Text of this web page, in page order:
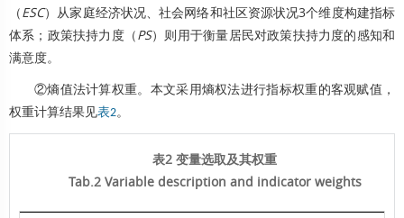
（ESC）从家庭经济状况、社会网络和社区资源状况3个维度构建指标
体系；政策扶持力度（PS）则用于衡量居民对政策扶持力度的感知和
满意度。
②熵值法计算权重。本文采用熵权法进行指标权重的客观赋值，
权重计算结果见表2。
表2 变量选取及其权重
Tab.2 Variable description and indicator weights